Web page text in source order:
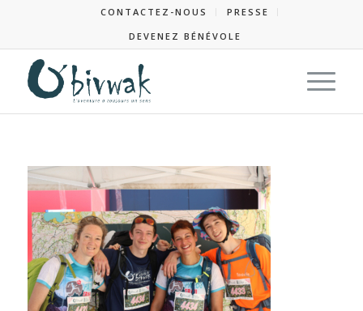
CONTACTEZ-NOUS
PRESSE
DEVENEZ BÉNÉVOLE